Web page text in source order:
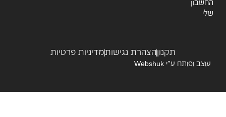
הצהרת נגישותמדיניות פרטיות
ופותח ע”יWebshuk